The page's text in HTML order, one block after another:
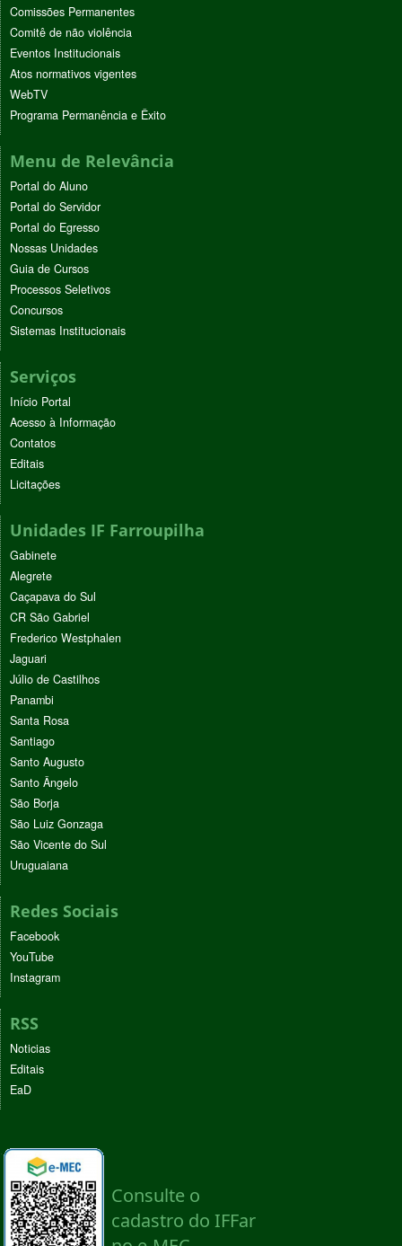
Comissões Permanentes
Comitê de não violência
Eventos Institucionais
Atos normativos vigentes
WebTV
Programa Permanência e Êxito
Menu de Relevância
Portal do Aluno
Portal do Servidor
Portal do Egresso
Nossas Unidades
Guia de Cursos
Processos Seletivos
Concursos
Sistemas Institucionais
Serviços
Início Portal
Acesso à Informação
Contatos
Editais
Licitações
Unidades IF Farroupilha
Gabinete
Alegrete
Caçapava do Sul
CR São Gabriel
Frederico Westphalen
Jaguari
Júlio de Castilhos
Panambi
Santa Rosa
Santiago
Santo Augusto
Santo Ângelo
São Borja
São Luiz Gonzaga
São Vicente do Sul
Uruguaiana
Redes Sociais
Facebook
YouTube
Instagram
RSS
Noticias
Editais
EaD